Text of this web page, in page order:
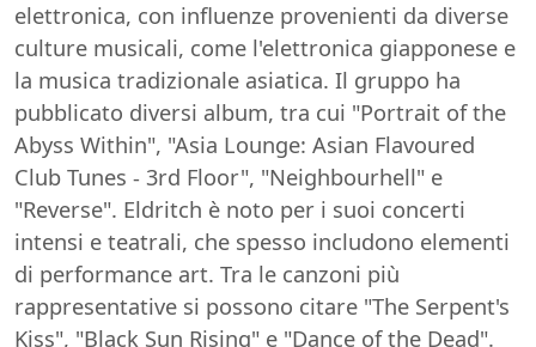
elettronica, con influenze provenienti da diverse
culture musicali, come l'elettronica giapponese e
la musica tradizionale asiatica. Il gruppo ha
pubblicato diversi album, tra cui "Portrait of the
Abyss Within", "Asia Lounge: Asian Flavoured
Club Tunes - 3rd Floor", "Neighbourhell" e
"Reverse". Eldritch è noto per i suoi concerti
intensi e teatrali, che spesso includono elementi
di performance art. Tra le canzoni più
rappresentative si possono citare "The Serpent's
Kiss", "Black Sun Rising" e "Dance of the Dead".